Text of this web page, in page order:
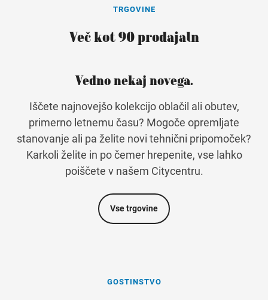
TRGOVINE
Več kot 90 prodajaln
Vedno nekaj novega.
Iščete najnovejšo kolekcijo oblačil ali obutev,
primerno letnemu času? Mogoče opremljate
stanovanje ali pa želite novi tehnični pripomoček?
Karkoli želite in po čemer hrepenite, vse lahko
poiščete v našem Citycentru.
Vse trgovine
GOSTINSTVO